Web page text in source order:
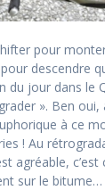
pour
descendre
du jour dans le
». Ben oui,
à ce
! Au
agréable,
sur le bitume…